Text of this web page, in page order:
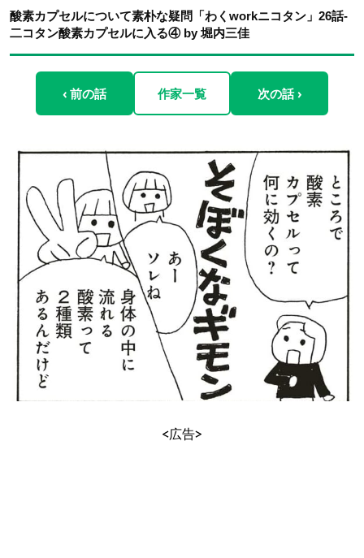
酸素カプセルについて素朴な疑問「わくworkニコタン」26話-
二コタン酸素カプセルに入る④ by 堀内三佳
‹ 前の話 作家一覧 次の話 ›
<広告>